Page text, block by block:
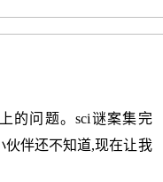
的问题。sci谜案集完
伙伴还不知道,现在让我